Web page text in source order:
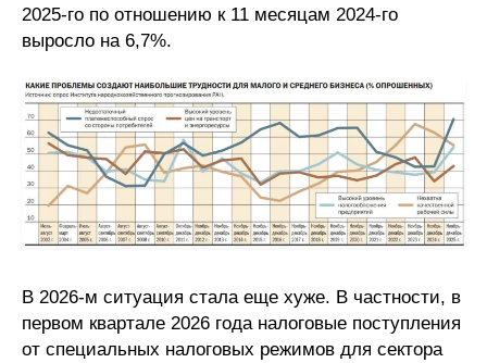
2025-го по отношению к 11 месяцам 2024-го
выросло на 6,7%.
В 2026-м ситуация стала еще хуже. В частности, в
первом квартале 2026 года налоговые поступления
от специальных налоговых режимов для сектора